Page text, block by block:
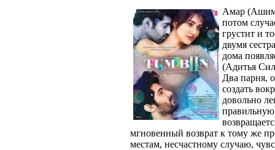
Амар (Ашим
потом
грустит и
двумя
дома
(Адитья
Два парня,
создать
довольно
правильную
мгновенный возврат к тому же
местам, несчастному случаю,